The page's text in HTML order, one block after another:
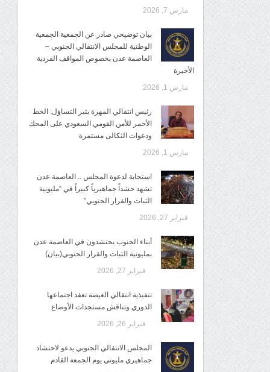
مارس 7, 2026
بيان توضيحي صادر عن الجمعية الجمعية
الوطنية للمجلس الانتقالي الجنوبي –
العاصمة عدن بخصوص المواقف الفردية
الأخيرة
مارس 1, 2026
رئيس انتقالي المهرة يثير التساؤل: الخط
الأحمر للأمن القومي السعودي على المحك
ودعوات الثكالى مستمرة
مارس 1, 2026
استجابة لدعوة المجلس .. العاصمة عدن
تشهد حشداً جماهيرياً كبيراً في “مليونية
الثبات والقرار الجنوبي”
فبراير 27, 2026
أبناء الجنوب يحتشدون في العاصمة عدن
بمليونية الثبات والقرار الجنوبي(بيان)
فبراير 27, 2026
تنفيذية انتقالي الغيضة تعقد اجتماعها
الدوري وتناقش مستجدات الأوضاع
فبراير 26, 2026
المجلس الانتقالي الجنوبي يدعو لاحتشاد
جماهيري مليوني يوم الجمعة القادم